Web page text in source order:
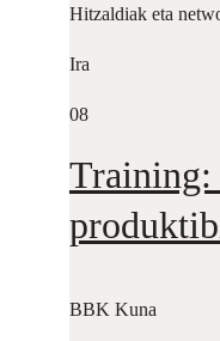
Hitzaldiak eta
Ira
08
Training:
BBK Kuna